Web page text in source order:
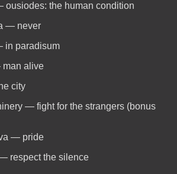
ousiodes: the human condition
— never
in paradisum
alive
city
— fight for the strangers (bonus
— pride
respect the silence